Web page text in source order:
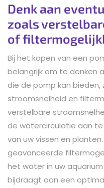
Denk aan
zoals
of
Bij het kopen van een
belangrijk om te denken
die de pomp kan bieden,
stroomsnelheid en
verstelbare
de watercirculatie aan
van uw vissen en
geavanceerde
het water in uw
bijdraagt aan een